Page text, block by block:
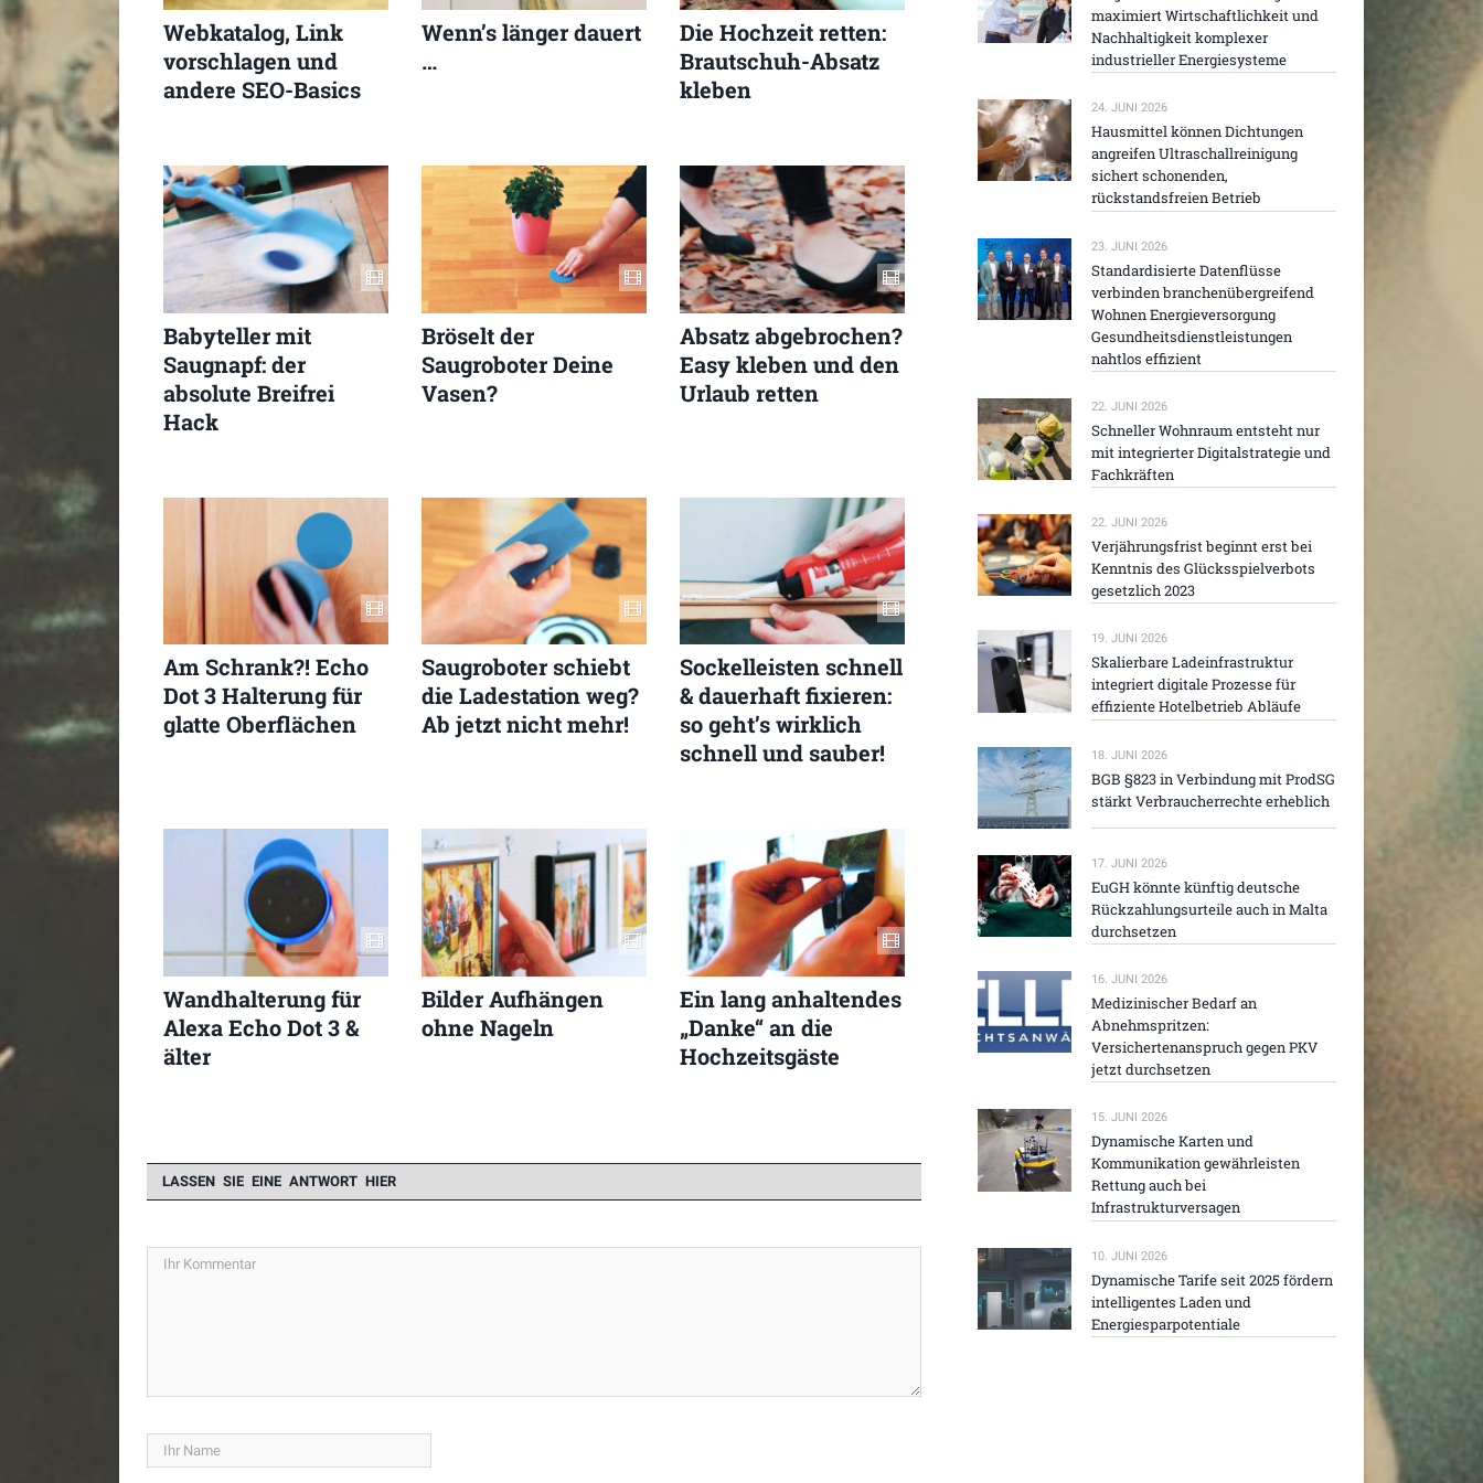
Webkatalog, Link
vorschlagen und
andere SEO-Basics
Wenn’s länger dauert
…
Die Hochzeit retten:
Brautschuh-Absatz
kleben
Babyteller mit
Saugnapf: der
absolute Breifrei
Hack
Bröselt der
Saugroboter Deine
Vasen?
Absatz abgebrochen?
Easy kleben und den
Urlaub retten
Am Schrank?! Echo
Dot 3 Halterung für
glatte Oberflächen
Saugroboter schiebt
die Ladestation weg?
Ab jetzt nicht mehr!
Sockelleisten schnell
& dauerhaft fixieren:
so geht’s wirklich
schnell und sauber!
Wandhalterung für
Alexa Echo Dot 3 &
älter
Bilder Aufhängen
ohne Nageln
Ein lang anhaltendes
„Danke“ an die
Hochzeitsgäste
LASSEN SIE EINE ANTWORT HIER
maximiert Wirtschaftlichkeit und
Nachhaltigkeit komplexer
industrieller Energiesysteme
24. JUNI 2026
Hausmittel können Dichtungen
angreifen Ultraschallreinigung
sichert schonenden,
rückstandsfreien Betrieb
23. JUNI 2026
Standardisierte Datenflüsse
verbinden branchenübergreifend
Wohnen Energieversorgung
Gesundheitsdienstleistungen
nahtlos effizient
22. JUNI 2026
Schneller Wohnraum entsteht nur
mit integrierter Digitalstrategie und
Fachkräften
22. JUNI 2026
Verjährungsfrist beginnt erst bei
Kenntnis des Glücksspielverbots
gesetzlich 2023
19. JUNI 2026
Skalierbare Ladeinfrastruktur
integriert digitale Prozesse für
effiziente Hotelbetrieb Abläufe
18. JUNI 2026
BGB §823 in Verbindung mit ProdSG
stärkt Verbraucherrechte erheblich
17. JUNI 2026
EuGH könnte künftig deutsche
Rückzahlungsurteile auch in Malta
durchsetzen
16. JUNI 2026
Medizinischer Bedarf an
Abnehmspritzen:
Versichertenanspruch gegen PKV
jetzt durchsetzen
15. JUNI 2026
Dynamische Karten und
Kommunikation gewährleisten
Rettung auch bei
Infrastrukturversagen
10. JUNI 2026
Dynamische Tarife seit 2025 fördern
intelligentes Laden und
Energiesparpotentiale